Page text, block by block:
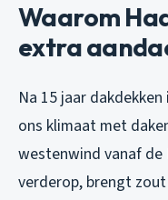
Waarom
extra
Na 15 jaar
ons klimaat met
westenwind vanaf
verderop, brengt